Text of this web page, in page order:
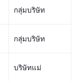
กลุ่มบริษัท
กลุ่มบริษัท
บริษัทแม่